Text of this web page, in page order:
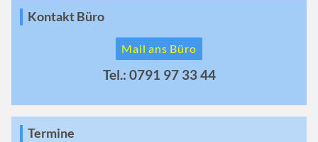
Kontakt Büro
Mail ans Büro
Tel.: 0791 97 33 44
Termine